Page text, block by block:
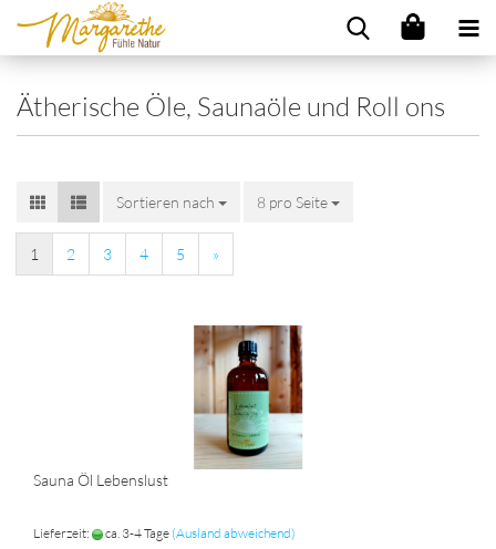
Ätherische Öle, Saunaöle und Roll ons
Sortieren nach 8 pro Seite
1 2 3 4 5 »
Sauna Öl Lebenslust
Lieferzeit: ca. 3-4 Tage (Ausland abweichend)